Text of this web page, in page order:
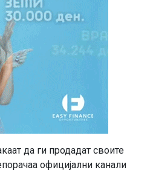
да ги продадат своите
официјални канали